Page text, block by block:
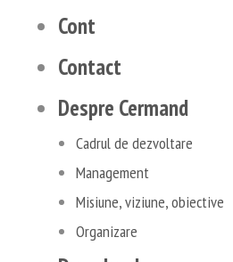
Cont
Contact
Despre Cermand
Cadrul de dezvoltare
Management
Misiune, viziune, obiective
Organizare